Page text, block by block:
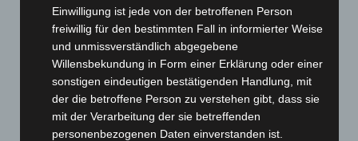
Mai 2024(149)
April 2024(102)
März 2024
(103)
Februar 2024(103)
Januar 2024 (111)
Dezember 2023
Einwilligung ist jede von der betroffenen Person
freiwillig für den bestimmten Fall in informierter Weise
und unmissverständlich abgegebene
Willensbekundung in Form einer Erklärung oder einer
sonstigen eindeutigen bestätigenden Handlung, mit
der die betroffene Person zu verstehen gibt, dass sie
mit der Verarbeitung der sie betreffenden
personenbezogenen Daten einverstanden ist.